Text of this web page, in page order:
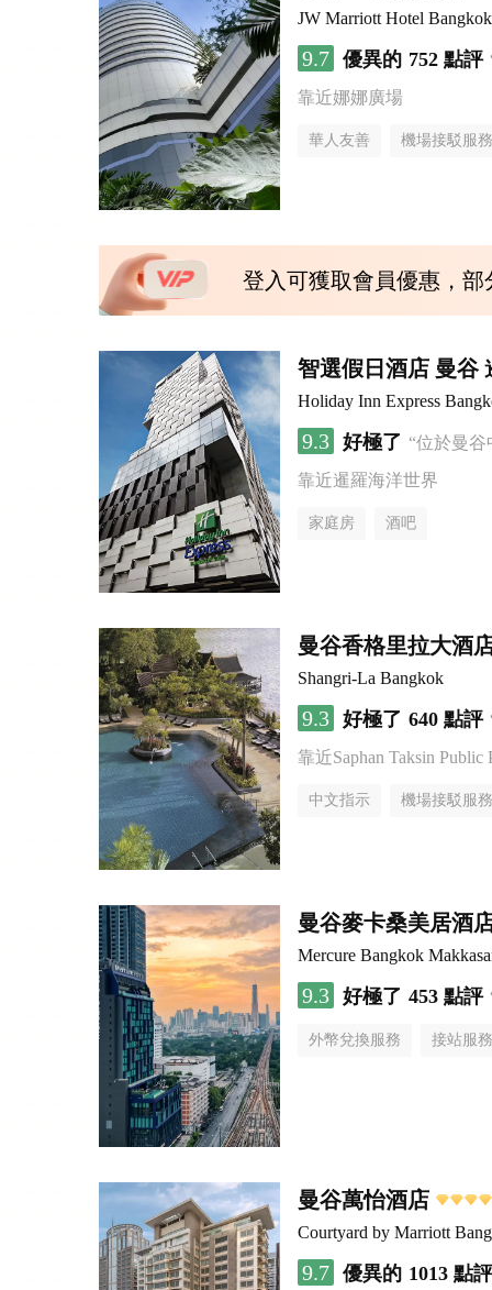
JW Marriott Hotel Bangkok
9.7 優異的 752 點評
靠近娜娜廣場
華人友善 機場接駁服務
登入可獲取會員優惠，
智選假日酒店 曼谷
Holiday Inn Express
9.3 好極了 “位於曼
靠近暹羅海洋世界
家庭房 酒吧
曼谷香格里拉大酒
Shangri-La Bangkok
9.3 好極了 640 點評
靠近Saphan Taksin Public
中文指示 機場接駁服務
曼谷麥卡桑美居酒
Mercure Bangkok
9.3 好極了 453 點評
外幣兌換服務 接站服務
曼谷萬怡酒店
Courtyard by Marriott
9.7 優異的 1013 點評